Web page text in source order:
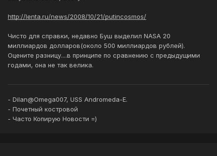
http://lenta.ru/news/2008/10/21/putincosmos/
Чисто для справки, недавно Буш выделил NASA 20
миллиардов долларов(около 500 миллиардов рублей).
Оцените разницу....в принципе по сравнению с предыдущими
годами, она не так велика.
- Dilan@Omega007, USS Andromeda-E.
- Почетный костровой
- Часто Копирую Новости =)